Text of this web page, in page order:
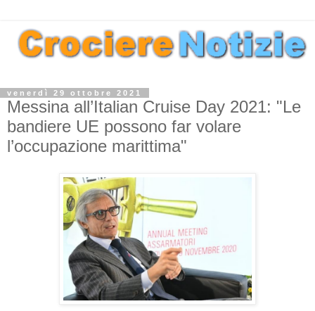
venerdì 29 ottobre 2021
Messina all’Italian Cruise Day 2021: "Le
bandiere UE possono far volare
l’occupazione marittima"